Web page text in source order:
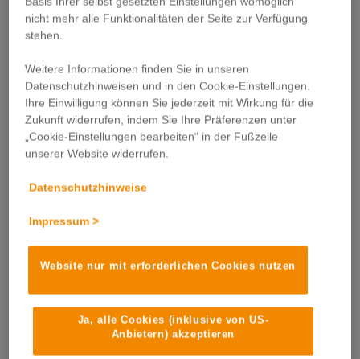
Unser Angebot
nicht mehr alle Funktionalitäten der Seite zur Verfügung
stehen.
Weitere Informationen finden Sie in unseren
Datenschutzhinweisen und in den Cookie-Einstellungen.
Ihre Einwilligung können Sie jederzeit mit Wirkung für die
Zukunft widerrufen, indem Sie Ihre Präferenzen unter
„Cookie-Einstellungen bearbeiten“ in der Fußzeile
unserer Website widerrufen.
Datenschutzhinweise
Impressum >
Website nur mit erforderlichen Cookies nutzen
Ja, alle Cookies (inklusive von US-
Anbietern) akzeptieren